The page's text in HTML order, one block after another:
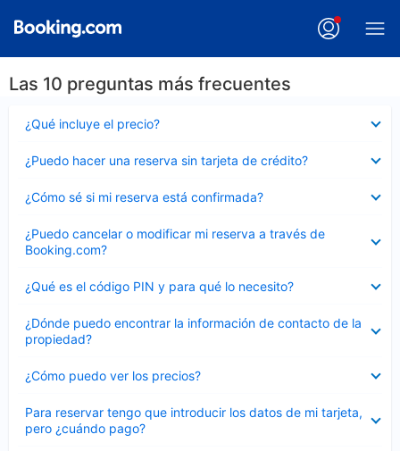
Las 10 preguntas más frecuentes
¿Qué incluye el precio?
cerrado
¿Puedo hacer una reserva sin tarjeta de crédito?
cerrado
¿Cómo sé si mi reserva está confirmada?
cerrado
¿Puedo cancelar o modificar mi reserva a través de
Booking.com?
cerrado
¿Qué es el código PIN y para qué lo necesito?
cerrado
¿Dónde puedo encontrar la información de contacto de la
propiedad?
cerrado
¿Cómo puedo ver los precios?
cerrado
Para reservar tengo que introducir los datos de mi tarjeta,
pero ¿cuándo pago?
cerrado